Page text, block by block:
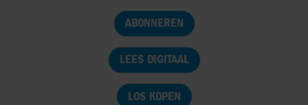
ABONNEREN
LEES DIGITAAL
LOS KOPEN